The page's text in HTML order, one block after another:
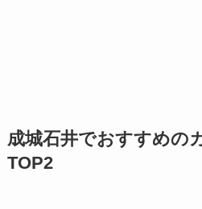
成城石井でおすすめの
TOP2